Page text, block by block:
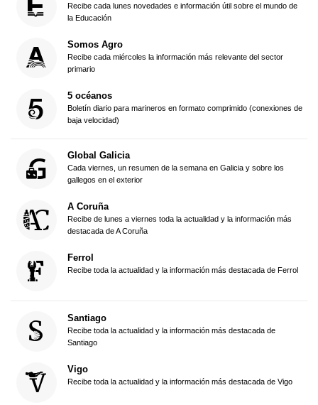
Recibe cada lunes novedades e información útil sobre el mundo de
la Educación
Somos Agro
Recibe cada miércoles la información más relevante del sector
primario
5 océanos
Boletín diario para marineros en formato comprimido (conexiones de
baja velocidad)
Global Galicia
Cada viernes, un resumen de la semana en Galicia y sobre los
gallegos en el exterior
A Coruña
Recibe de lunes a viernes toda la actualidad y la información más
destacada de A Coruña
Ferrol
Recibe toda la actualidad y la información más destacada de Ferrol
Santiago
Recibe toda la actualidad y la información más destacada de
Santiago
Vigo
Recibe toda la actualidad y la información más destacada de Vigo